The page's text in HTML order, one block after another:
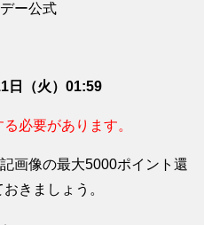
ー公式
日（火）01:59
必要があります。
画像の最大5000ポイント還
きましょう。